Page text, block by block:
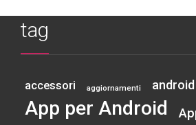
tag
accessori aggiornamenti android
App per Android